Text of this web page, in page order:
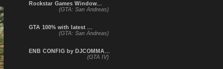
Rockstar Games Window...
(GTA: San Andreas)
GTA 100% with latest ...
(GTA: San Andreas)
ENB CONFIG by DJCOMMA...
(GTA IV)